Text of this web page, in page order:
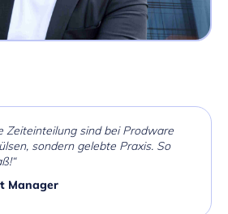
Zeiteinteilung sind bei Prodware
sondern gelebte Praxis. So
Manager